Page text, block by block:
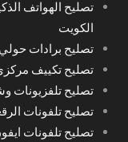
تصليح الهواتف
الكويت
تصليح برادات حولي 24 ساعة فني تصليح برادات باكستاني
تصليح تكييف
تصليح تلفزيونات
تصليح تلفونات
تصليح تلفونات